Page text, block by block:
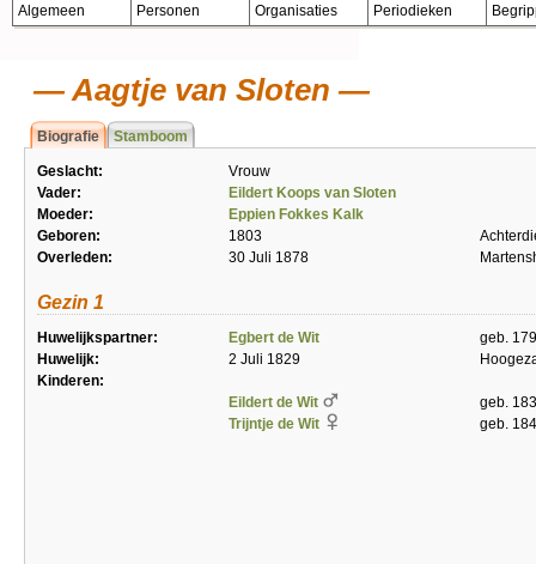
Algemeen Personen Organisaties Periodieken
Aagtje van Sloten
Biografie Stamboom
Geslacht:
Vrouw
Vader:
Eildert Koops van Sloten
Moeder:
Eppien Fokkes Kalk
Geboren:
1803
Overleden:
30 Juli 1878
Gezin 1
Huwelijkspartner: Egbert de Wit
geb.
Huwelijk:
2 Juli 1829
Kinderen:
Eildert de Wit
geb.
Trijntje de Wit
geb.